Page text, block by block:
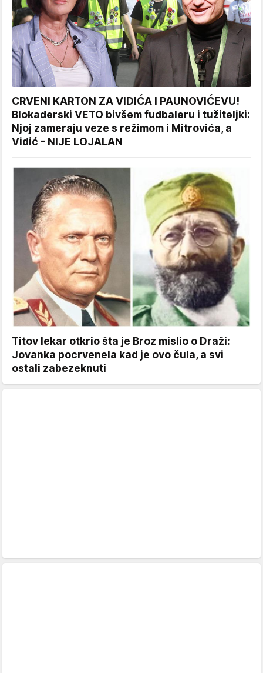
CRVENI KARTON ZA VIDIĆA I PAUNOVIĆEVU!
Blokaderski VETO bivšem fudbaleru i tužiteljki:
Njoj zameraju veze s režimom i Mitrovića, a
Vidić - NIJE LOJALAN
Titov lekar otkrio šta je Broz mislio o Draži:
Jovanka pocrvenela kad je ovo čula, a svi
ostali zabezeknuti